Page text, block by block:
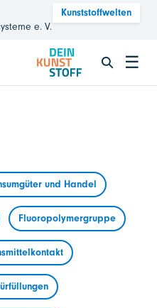
e. V.
Kunststoffwelten
☰
und Handel
Fluoropolymergruppe